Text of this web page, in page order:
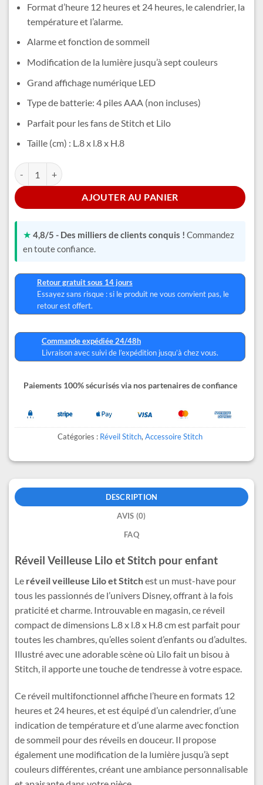
21,99 €.18,99 €.
Format d’heure 12 heures et 24 heures, le calendrier, la
température et l’alarme.
Alarme et fonction de sommeil
Modification de la lumière jusqu’à sept couleurs
Grand affichage numérique LED
Type de batterie: 4 piles AAA (non incluses)
Parfait pour les fans de Stitch et Lilo
Taille (cm) : L.8 x l.8 x H.8
quantité de Réveil Veilleuse Lilo et Stitch
AJOUTER AU PANIER
Alternative:
★ 4,8/5 - Des milliers de clients conquis ! Commandez
en toute confiance.
Retour gratuit sous 14 jours
Essayez sans risque : si le produit ne vous convient pas, le
retour est offert.
Commande expédiée 24/48h
Livraison avec suivi de l’expédition jusqu’à chez vous.
Paiements 100% sécurisés via nos partenaires de confiance
Catégories : Réveil Stitch, Accessoire Stitch
DESCRIPTION
AVIS (0)
FAQ
Réveil Veilleuse Lilo et Stitch pour enfant
Le réveil veilleuse Lilo et Stitchest un must-have pour
tous les passionnés de l’univers Disney, offrant à la fois
praticité et charme. Introuvable en magasin, ce réveil
compact de dimensions L.8 x l.8 x H.8 cm est parfait pour
toutes les chambres, qu’elles soient d’enfants ou d’adultes.
Illustré avec une adorable scène où Lilo fait un bisou à
Stitch, il apporte une touche de tendresse à votre espace.
Ce réveil multifonctionnel affiche l’heure en formats 12
heures et 24 heures, et est équipé d’un calendrier, d’une
indication de température et d’une alarme avec fonction
de sommeil pour des réveils en douceur. Il propose
également une modification de la lumière jusqu’à sept
couleurs différentes, créant une ambiance personnalisable